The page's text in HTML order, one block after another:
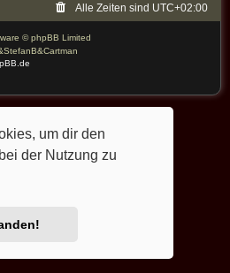
um dir den
der Nutzung zu
Alle Zeiten sind UTC+02:00
© phpBB Limited